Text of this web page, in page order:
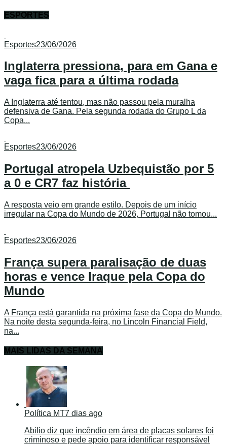
ESPORTES
Esportes23/06/2026
Inglaterra pressiona, para em Gana e
vaga fica para a última rodada
A Inglaterra até tentou, mas não passou pela muralha
defensiva de Gana. Pela segunda rodada do Grupo L da
Copa...
Esportes23/06/2026
Portugal atropela Uzbequistão por 5
a 0 e CR7 faz história
A resposta veio em grande estilo. Depois de um início
irregular na Copa do Mundo de 2026, Portugal não tomou...
Esportes23/06/2026
França supera paralisação de duas
horas e vence Iraque pela Copa do
Mundo
A França está garantida na próxima fase da Copa do Mundo.
Na noite desta segunda-feira, no Lincoln Financial Field,
na...
MAIS LIDAS DA SEMANA
Política MT7 dias ago
Abilio diz que incêndio em área de placas solares foi
criminoso e pede apoio para identificar responsável